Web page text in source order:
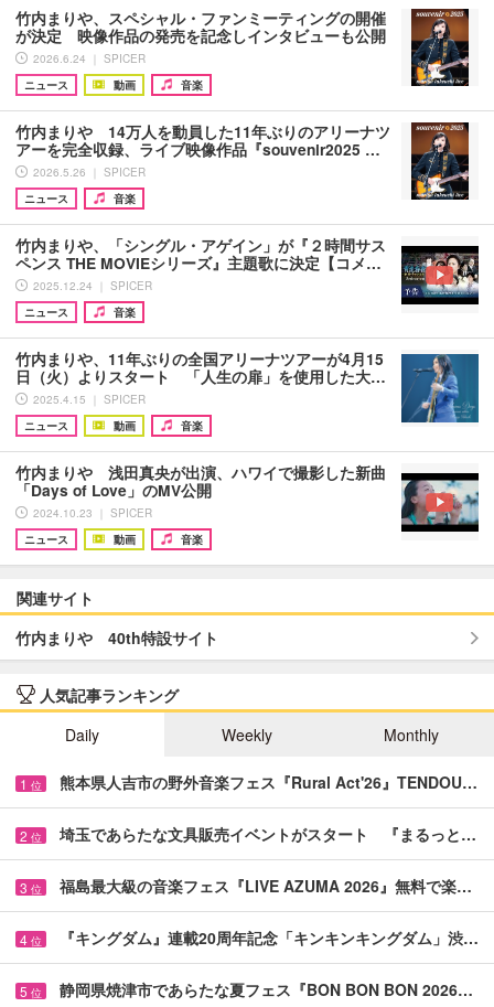
竹内まりや、スペシャル・ファンミーティングの開催
が決定 映像作品の発売を記念しインタビューも公開
2026.6.24 ｜ SPICER
ニュース
動画 音楽
竹内まりや 14万人を動員した11年ぶりのアリーナツ
アーを完全収録、ライブ映像作品『souvenir2025 …
2026.5.26 ｜ SPICER
ニュース
音楽
竹内まりや、「シングル・アゲイン」が『２時間サス
ペンス THE MOVIEシリーズ』主題歌に決定【コメ…
2025.12.24 ｜ SPICER
ニュース
音楽
竹内まりや、11年ぶりの全国アリーナツアーが4月15
日（火）よりスタート 「人生の扉」を使用した大…
2025.4.15 ｜ SPICER
ニュース
動画 音楽
竹内まりや 浅田真央が出演、ハワイで撮影した新曲
「Days of Love」のMV公開
2024.10.23 ｜ SPICER
ニュース
動画 音楽
関連サイト
竹内まりや 40th特設サイト
人気記事ランキング
Daily
Weekly Monthly
1 位 熊本県人吉市の野外音楽フェス『Rural Act'26』TENDOU…
2 位 埼玉であらたな文具販売イベントがスタート 『まるっと…
3 位 福島最大級の音楽フェス『LIVE AZUMA 2026』無料で楽…
4 位 『キングダム』連載20周年記念「キンキンキングダム」渋…
5 位 静岡県焼津市であらたな夏フェス『BON BON BON 2026…